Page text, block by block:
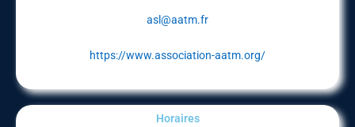
asl@aatm.fr
https://www.association-aatm.org/
Horaires